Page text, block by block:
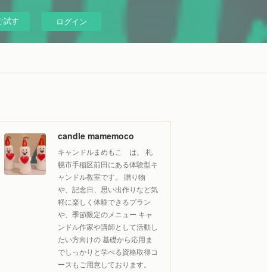
試す ログイン
candle mamemoco
キャンドルまめもこ は、 札
幌市手稲区前田にある体験型キ
ャンドル教室です。 贈り物
や、記念日、思い出作りなど気
軽に楽しく体験できるプラン
や、季節限定のメニュー キャ
ンドル作家や講師として活動し
たい方向けの 基礎から応用ま
でしっかりと学べる資格取得コ
ースもご用意しております。